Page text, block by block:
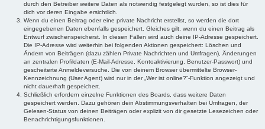
durch den Betreiber weitere Daten als notwendig festgelegt wurden, so ist dies für
dich vor deren Eingabe ersichtlich.
Wenn du einen Beitrag oder eine private Nachricht erstellst, so werden die dort
eingegebenen Daten ebenfalls gespeichert. Gleiches gilt, wenn du einen Beitrag als
Entwurf zwischenspeicherst. In diesen Fällen wird auch deine IP-Adresse gespeichert.
Die IP-Adresse wird weiterhin bei folgenden Aktionen gespeichert: Löschen und
Ändern von Beiträgen (dazu zählen Private Nachrichten und Umfragen), Änderungen
an zentralen Profildaten (E-Mail-Adresse, Kontoaktivierung, Benutzer-Passwort) und
gescheiterte Anmeldeversuche. Die von deinem Browser übermittelte Browser-
Kennzeichnung (User Agent) wird nur in der „Wer ist online?“-Funktion angezeigt und
nicht dauerhaft gespeichert.
Schließlich erfordern einzelne Funktionen des Boards, dass weitere Daten
gespeichert werden. Dazu gehören dein Abstimmungsverhalten bei Umfragen, der
Gelesen-Status von deinen Beiträgen oder explizit von dir gesetzte Lesezeichen oder
Benachrichtigungsfunktionen.